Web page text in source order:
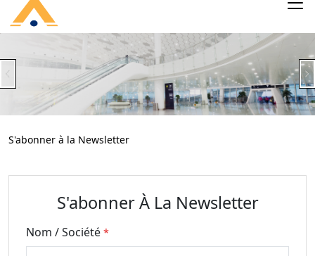
Previous
S'abonner à la Newsletter
S'abonner À La Newsletter
Nom / Société *